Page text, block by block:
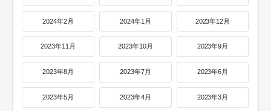
2024年2月 2024年1月 2023年12月
2023年11月 2023年10月 2023年9月
2023年8月 2023年7月 2023年6月
2023年5月 2023年4月 2023年3月